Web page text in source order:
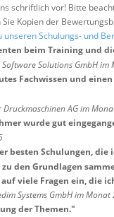
schriftlich vor! Bitte
Kopien der
Schulungs- und
beim Training und
Solutions GmbH
Fachwissen und
AG im
wurde gut
besten Schulungen,
den Grundlagen
viele Fragen ein, die
Systems GmbH im
der Themen."